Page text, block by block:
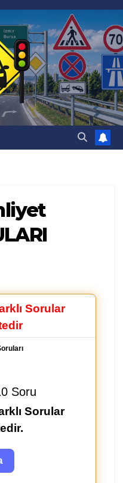
Sorular
Soru
Sorular